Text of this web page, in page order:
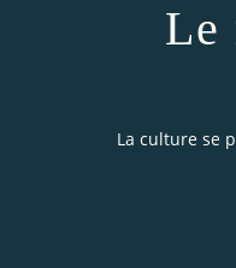
Le
La culture se